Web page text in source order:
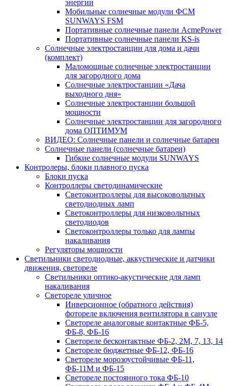
энергии
Мобильные солнечные модули ФСМ
SUNWAYS FSM
Портативные солнечные панели AcmePower
Портативные солнечные панели KS-is
Солнечные электростанции для дома и дачи
(комплект)
Маломощные солнечные электростанции
для загородного дома
Солнечные электростанции «Дача
выходного дня»
Солнечные электростанции большой
мощности
Солнечные электростанции для загородного
дома ОПТИМУМ
ВИДЕО: Солнечные панели и солнечные батареи
Солнечные панели (солнечные батареи)
Гибкие солнечные модули SUNWAYS
Контролеры, блоки плавного пуска
Блоки пуска
Контроллеры светодинамические
Светоконтроллеры для высоковольтных
светодиодных ламп
Светоконтроллеры для низковольтных
светодиодов
Светоконтроллеры только для лампы
накаливания
Регуляторы мощности
Светильники светодиодные, аккустические и датчики
движения, светореле
Светильники оптико-акустические для ламп
накаливания
Светореле уличное
Инверсионное (обратного действия)
фотореле включения вентилятора в санузле
Светореле аналоговые контактные ФБ-5,
ФБ-8, ФБ-16
Светореле бесконтактные ФБ-2, 2М, 7, 13, 14
Светореле бюджетные ФБ-12, ФБ-16
Светореле морозоустойчивые ФБ-11,
ФБ-11М и ФБ-15
Светореле постоянного тока ФБ-10